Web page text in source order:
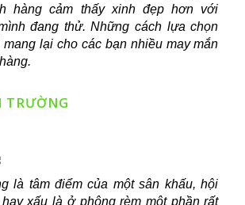
hàng cảm thấy xinh đẹp hơn với
đang thử. Những cách lựa chọn
lại cho các bạn nhiều may mắn
TRƯỜNG
là tâm điểm của một sân khấu, hội
xấu là ở phông rèm một phần rất